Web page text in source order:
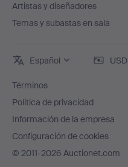
Artistas y diseñadores
Temas y subastas en sala
Español USD
Términos
Política de privacidad
Información de la empresa
Configuración de cookies
© 2011-2026 Auctionet.com